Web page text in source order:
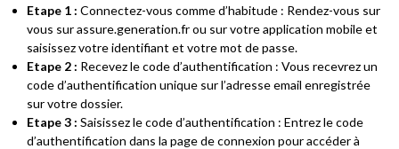
Etape 1 : Connectez-vous comme d’habitude : Rendez-vous sur
vous sur assure.generation.fr ou sur votre application mobile et
saisissez votre identifiant et votre mot de passe.
Etape 2 : Recevez le code d’authentification : Vous recevrez un
code d’authentification unique sur l’adresse email enregistrée
sur votre dossier.
Etape 3 : Saisissez le code d’authentification : Entrez le code
d’authentification dans la page de connexion pour accéder à